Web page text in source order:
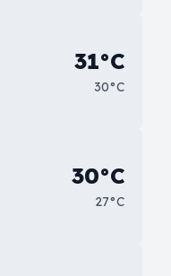
31°C
30°C
30°C
27°C